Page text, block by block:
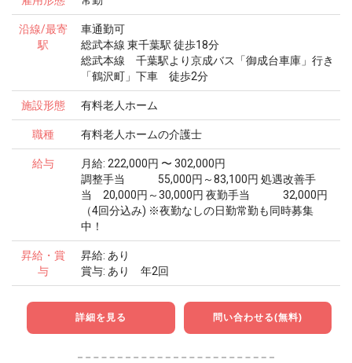
沿線/最寄
駅
車通勤可
総武本線 東千葉駅 徒歩18分
総武本線 千葉駅より京成バス「御成台車庫」行き
「鶴沢町」下車 徒歩2分
施設形態 有料老人ホーム
職種 有料老人ホームの介護士
給与
月給: 222,000円 〜 302,000円
調整手当 55,000円～83,100円 処遇改善手
当 20,000円～30,000円 夜勤手当 32,000円
（4回分込み) ※夜勤なしの日勤常勤も同時募集
中！
昇給・賞
与
昇給: あり
賞与: あり 年2回
詳細を見る 問い合わせる(無料)